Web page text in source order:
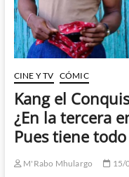
Adams
(V)
CINE Y TV CÓMIC
Kang el
¿En la tercera
Pues tiene
M'Rabo Mhulargo 15/